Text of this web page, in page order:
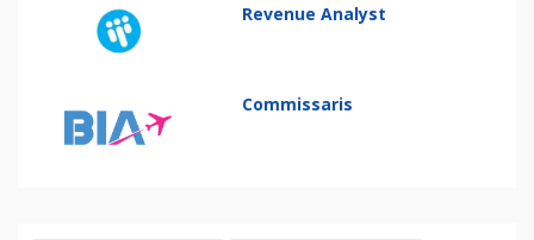
Revenue Analyst
Commissaris